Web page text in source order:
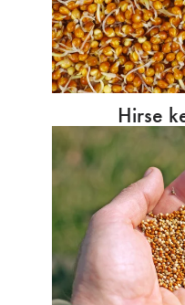
Hirse